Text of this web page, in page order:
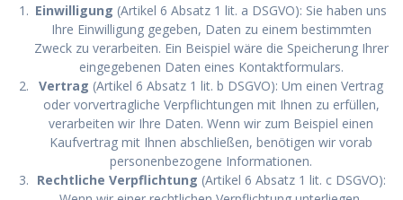
Einwilligung (Artikel 6 Absatz 1 lit. a DSGVO): Sie haben uns
Ihre Einwilligung gegeben, Daten zu einem bestimmten
Zweck zu verarbeiten. Ein Beispiel wäre die Speicherung Ihrer
eingegebenen Daten eines Kontaktformulars.
Vertrag (Artikel 6 Absatz 1 lit. b DSGVO): Um einen Vertrag
oder vorvertragliche Verpflichtungen mit Ihnen zu erfüllen,
verarbeiten wir Ihre Daten. Wenn wir zum Beispiel einen
Kaufvertrag mit Ihnen abschließen, benötigen wir vorab
personenbezogene Informationen.
Rechtliche Verpflichtung (Artikel 6 Absatz 1 lit. c DSGVO):